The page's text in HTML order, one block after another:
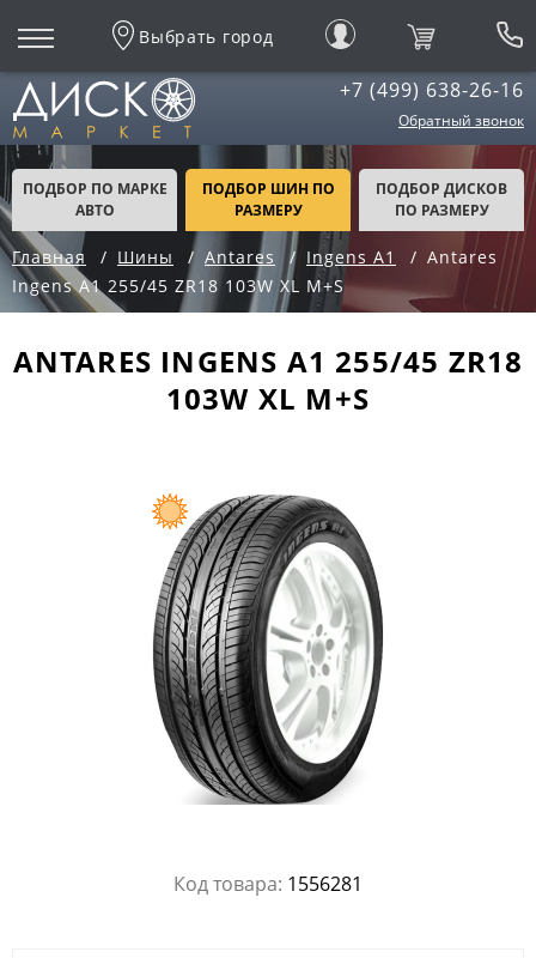
Выбрать город
+7 (499) 638-26-16
Обратный звонок
ПОДБОР ПО МАРКЕ
АВТО
ПОДБОР ШИН ПО
РАЗМЕРУ
ПОДБОР ДИСКОВ
ПО РАЗМЕРУ
Главная Шины Antares Ingens A1
Antares
Ingens A1 255/45 ZR18 103W XL M+S
ANTARES INGENS A1 255/45 ZR18
103W XL M+S
Код товара: 1556281